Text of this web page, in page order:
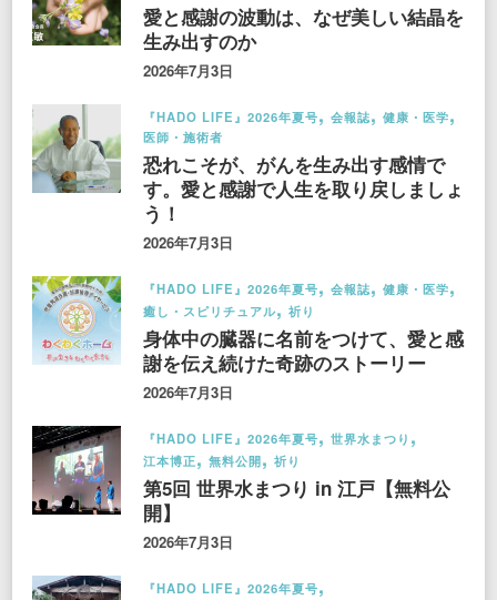
愛と感謝の波動は、なぜ美しい結晶を
生み出すのか
2026年7月3日
『HADO LIFE』2026年夏号 会報誌
健康・医学
医師・施術者
恐れこそが、がんを生み出す感情で
す。愛と感謝で人生を取り戻しましょ
う！
2026年7月3日
『HADO LIFE』2026年夏号 会報誌
健康・医学
癒し・スピリチュアル
祈り
身体中の臓器に名前をつけて、愛と感
謝を伝え続けた奇跡のストーリー
2026年7月3日
『HADO LIFE』2026年夏号
世界水まつり
江本博正
無料公開 祈り
第5回 世界水まつり in 江戸【無料公
開】
2026年7月3日
『HADO LIFE』2026年夏号